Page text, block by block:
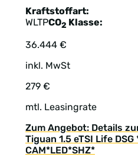
Kraftstoffart:
WLTPCO2 Klasse:
36.444 €
inkl. MwSt
279 €
mtl. Leasingrate
Zum Angebot: Details
Tiguan 1.5 eTSI Life DSG
CAM*LED*SHZ*